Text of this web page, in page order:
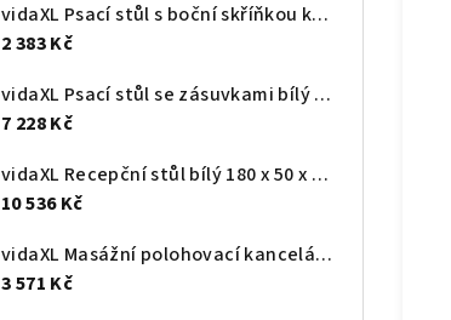
vidaXL Psací stůl s boční skříňkou kouřový dub kompozitní dřevo
2 383 Kč
vidaXL Psací stůl se zásuvkami bílý 117 x 57 x 75 cm recyklované dřevo
7 228 Kč
vidaXL Recepční stůl bílý 180 x 50 x 103,5 cm, z umělého dřeva
10 536 Kč
vidaXL Masážní polohovací kancelářské křeslo světle šedé textil
3 571 Kč